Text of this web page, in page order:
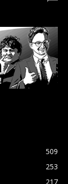
509
253
217